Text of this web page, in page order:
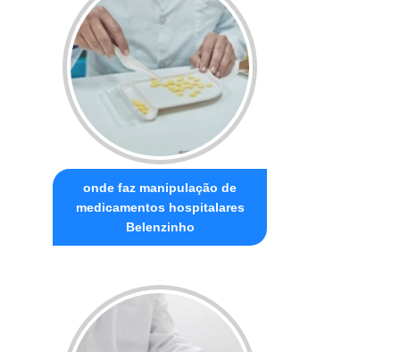
onde faz manipulação de
medicamentos hospitalares
Belenzinho